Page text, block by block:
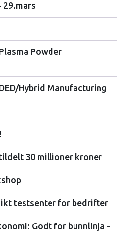
29.mars
Powder
Hybrid Manufacturing
30 millioner kroner
testsenter for bedrifter
Godt for bunnlinja -